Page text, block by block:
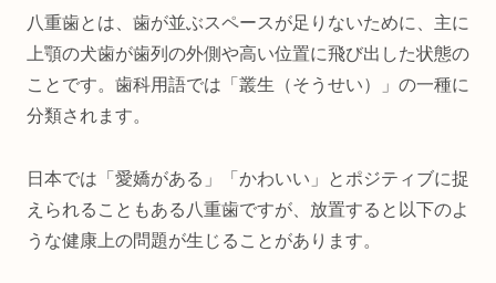
八重歯とは、歯が並ぶスペースが足りないために、主に
上顎の犬歯が歯列の外側や高い位置に飛び出した状態の
ことです。歯科用語では「叢生（そうせい）」の一種に
分類されます。
日本では「愛嬌がある」「かわいい」とポジティブに捉
えられることもある八重歯ですが、放置すると以下のよ
うな健康上の問題が生じることがあります。